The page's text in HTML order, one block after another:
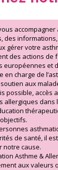
des
gérer votre
des actions de
européennes et
en charge de
aux
possible, accès
allergiques dans
de santé, il
notre cause.
Asthme &
aux valeurs